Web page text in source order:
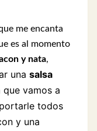
me encanta
es al momento
y nata,
una salsa
que vamos a
todos
y una